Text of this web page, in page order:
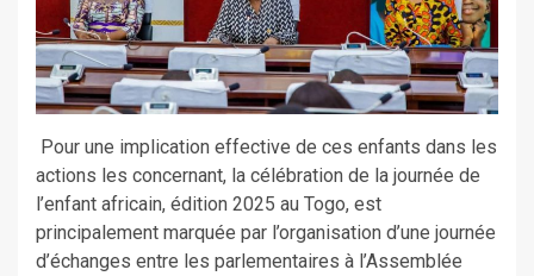
Pour une implication effective de ces enfants dans les
actions les concernant, la célébration de la journée de
l’enfant africain, édition 2025 au Togo, est
principalement marquée par l’organisation d’une journée
d’échanges entre les parlementaires à l’Assemblée